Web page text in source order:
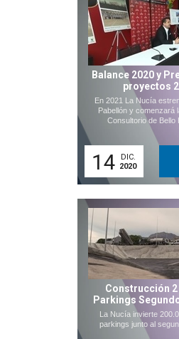
Balance 2020 y
proyectos
En 2021 La Nucía
Pabellón y comenzará
Consultorio de Bello
14
DIC.
2020
Construcción 2
Parkings
La Nucía invierte
parkings junto al